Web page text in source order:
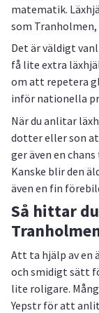
matematik.
som Tranholmen,
Det är väldigt
få lite extra
om att repetera
inför nationella
När du anlitar
dotter eller son
ger även en
Kanske blir den
även en fin
Så hittar
Att ta hjälp av en
och smidigt sätt
lite roligare.
Yepstr för att